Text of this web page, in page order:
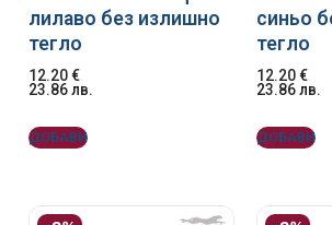
лилаво без излишно
тегло
12.20€
23.86лв.
ДОБАВИ
синьо
тегло
12.20€
23.86лв.
ДОБАВИ